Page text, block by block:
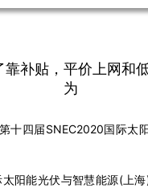
靠补贴，平价上网和
为
十四届SNEC2020国际太
阳能光伏与智慧能源(上